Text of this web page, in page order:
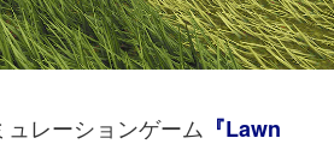
レーションゲーム 『Lawn